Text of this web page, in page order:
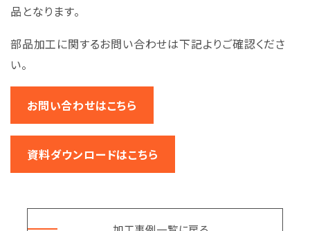
品となります。
部品加工に関するお問い合わせは下記よりご確認くださ
い。
お問い合わせはこちら
資料ダウンロードはこちら